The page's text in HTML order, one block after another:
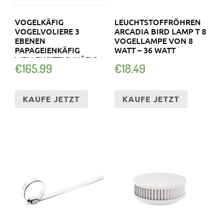
VOGELKÄFIG
VOGELVOLIERE 3
EBENEN
PAPAGEIENKÄFIG
WELLENSITTICHKÄFIG
NAGERKÄFIG WEISS
€165.99
KAUFE JETZT
LEUCHTSTOFFRÖHREN
ARCADIA BIRD LAMP T 8
VOGELLAMPE VON 8
WATT – 36 WATT
€18.49
KAUFE JETZT